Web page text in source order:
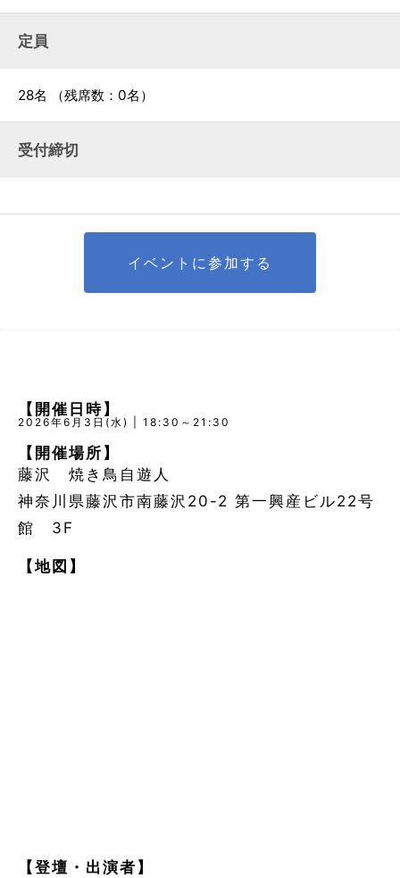
定員
28名 （残席数：0名）
受付締切
イベントに参加する
【開催日時】
2026年6月3日(水) | 18:30～21:30
【開催場所】
藤沢 焼き鳥自遊人
神奈川県藤沢市南藤沢20-2 第一興産ビル22号
館 3F
【地図】
【登壇・出演者】